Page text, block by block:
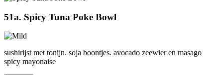
51a. Spicy Tuna Poke Bowl
sushirijst met tonijn. soja boontjes. avocado zeewier en masago
spicy mayonaise